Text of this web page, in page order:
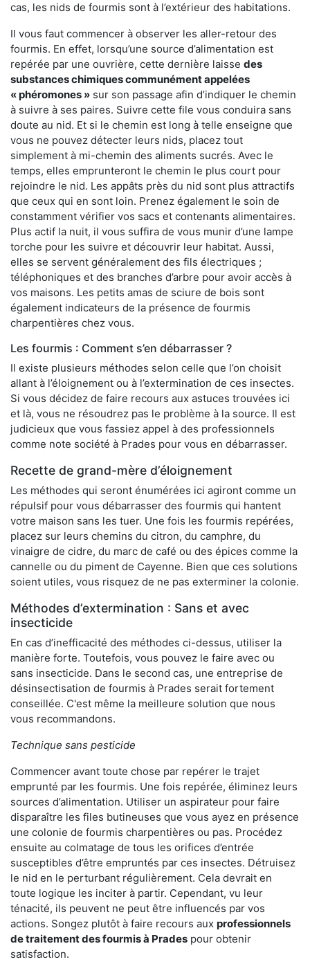
cas, les nids de fourmis sont à l’extérieur des habitations.
Il vous faut commencer à observer les aller-retour des
fourmis. En effet, lorsqu’une source d’alimentation est
repérée par une ouvrière, cette dernière laisse des
substances chimiques communément appelées
« phéromones » sur son passage afin d’indiquer le chemin
à suivre à ses paires. Suivre cette file vous conduira sans
doute au nid. Et si le chemin est long à telle enseigne que
vous ne pouvez détecter leurs nids, placez tout
simplement à mi-chemin des aliments sucrés. Avec le
temps, elles emprunteront le chemin le plus court pour
rejoindre le nid. Les appâts près du nid sont plus attractifs
que ceux qui en sont loin. Prenez également le soin de
constamment vérifier vos sacs et contenants alimentaires.
Plus actif la nuit, il vous suffira de vous munir d’une lampe
torche pour les suivre et découvrir leur habitat. Aussi,
elles se servent généralement des fils électriques ;
téléphoniques et des branches d’arbre pour avoir accès à
vos maisons. Les petits amas de sciure de bois sont
également indicateurs de la présence de fourmis
charpentières chez vous.
Les fourmis : Comment s’en débarrasser ?
Il existe plusieurs méthodes selon celle que l’on choisit
allant à l’éloignement ou à l’extermination de ces insectes.
Si vous décidez de faire recours aux astuces trouvées ici
et là, vous ne résoudrez pas le problème à la source. Il est
judicieux que vous fassiez appel à des professionnels
comme note société à Prades pour vous en débarrasser.
Recette de grand-mère d’éloignement
Les méthodes qui seront énumérées ici agiront comme un
répulsif pour vous débarrasser des fourmis qui hantent
votre maison sans les tuer. Une fois les fourmis repérées,
placez sur leurs chemins du citron, du camphre, du
vinaigre de cidre, du marc de café ou des épices comme la
cannelle ou du piment de Cayenne. Bien que ces solutions
soient utiles, vous risquez de ne pas exterminer la colonie.
Méthodes d’extermination : Sans et avec
insecticide
En cas d’inefficacité des méthodes ci-dessus, utiliser la
manière forte. Toutefois, vous pouvez le faire avec ou
sans insecticide. Dans le second cas, une entreprise de
désinsectisation de fourmis à Prades serait fortement
conseillée. C'est même la meilleure solution que nous
vous recommandons.
Technique sans pesticide
Commencer avant toute chose par repérer le trajet
emprunté par les fourmis. Une fois repérée, éliminez leurs
sources d’alimentation. Utiliser un aspirateur pour faire
disparaître les files butineuses que vous ayez en présence
une colonie de fourmis charpentières ou pas. Procédez
ensuite au colmatage de tous les orifices d’entrée
susceptibles d’être empruntés par ces insectes. Détruisez
le nid en le perturbant régulièrement. Cela devrait en
toute logique les inciter à partir. Cependant, vu leur
ténacité, ils peuvent ne peut être influencés par vos
actions. Songez plutôt à faire recours aux professionnels
de traitement des fourmis à Prades pour obtenir
satisfaction.